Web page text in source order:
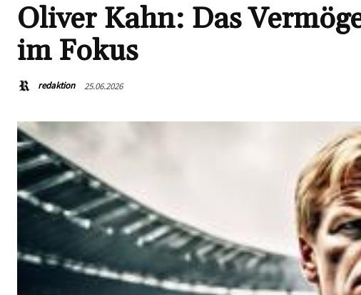
Oliver Kahn: Das
im Fokus
redaktion 25.06.2026